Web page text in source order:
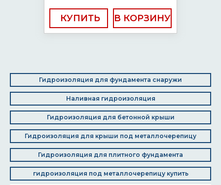
КУПИТЬ
Гидроизоляция для фундамента снаружи
Наливная гидроизоляция
Гидроизоляция для бетонной крыши
Гидроизоляция для крыши под металлочерепицу
Гидроизоляция для плитного фундамента
гидроизоляция под металлочерепицу купить